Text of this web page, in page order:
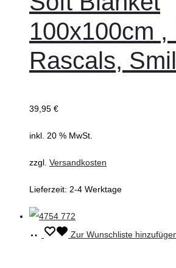
100x100cm ,
Rascals,
39,95 €
inkl. 20 % MwSt.
zzgl. Versandkosten
Lieferzeit: 2-4 Werktage
In
Zur Wunschliste